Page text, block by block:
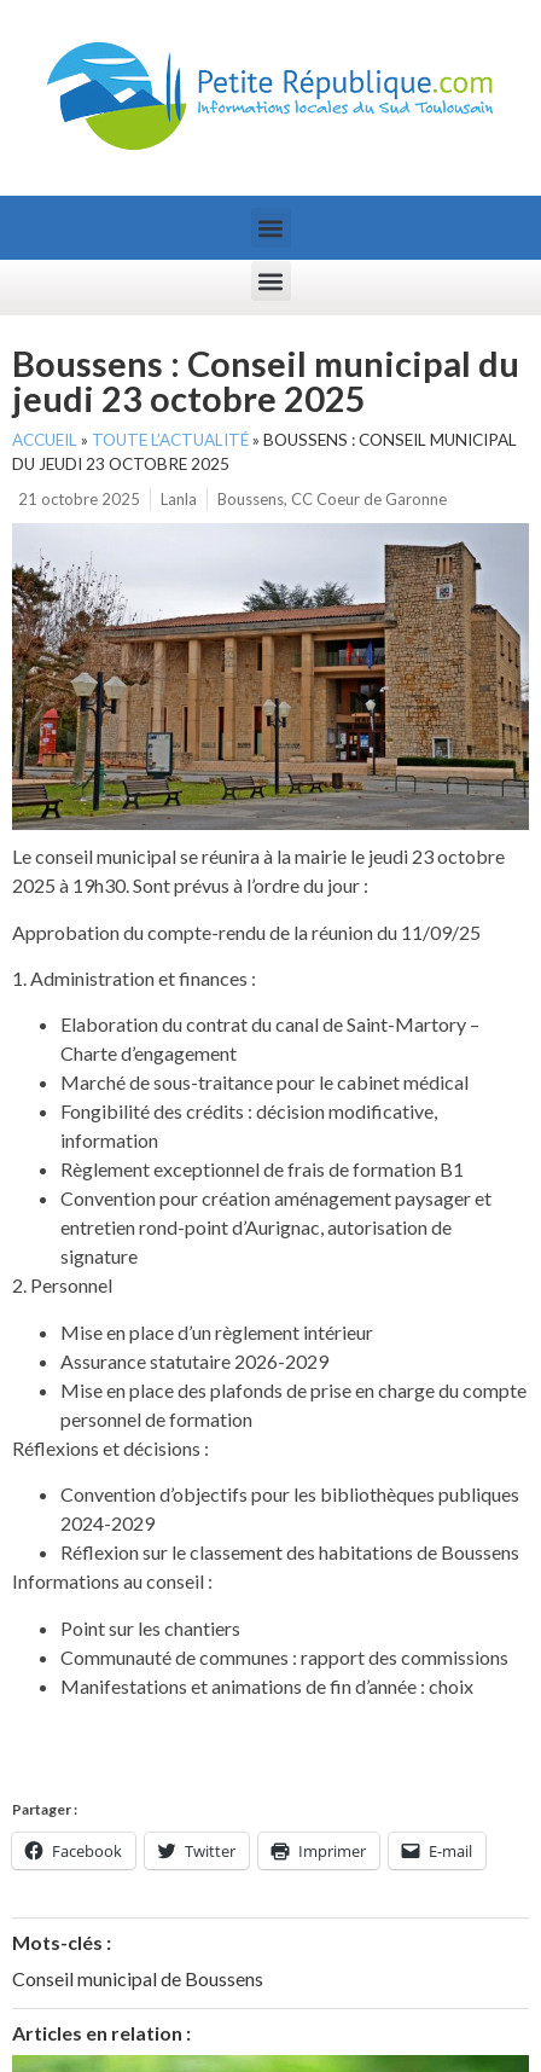
Boussens : Conseil municipal du
jeudi 23 octobre 2025
ACCUEIL » TOUTE L’ACTUALITÉ» BOUSSENS : CONSEIL MUNICIPAL
DU JEUDI 23 OCTOBRE 2025
21 octobre 2025
Lanla Boussens, CC Coeur de Garonne
Le conseil municipal se réunira à la mairie le jeudi 23 octobre
2025 à 19h30. Sont prévus à l’ordre du jour :
Approbation du compte-rendu de la réunion du 11/09/25
1. Administration et finances :
Elaboration du contrat du canal de Saint-Martory –
Charte d’engagement
Marché de sous-traitance pour le cabinet médical
Fongibilité des crédits : décision modificative,
information
Règlement exceptionnel de frais de formation B1
Convention pour création aménagement paysager et
entretien rond-point d’Aurignac, autorisation de
signature
2. Personnel
Mise en place d’un règlement intérieur
Assurance statutaire 2026-2029
Mise en place des plafonds de prise en charge du compte
personnel de formation
Réflexions et décisions :
Convention d’objectifs pour les bibliothèques publiques
2024-2029
Réflexion sur le classement des habitations de Boussens
Informations au conseil :
Point sur les chantiers
Communauté de communes : rapport des commissions
Manifestations et animations de fin d’année : choix
Partager :
Facebook Twitter Imprimer E-mail
Mots-clés :
Conseil municipal de Boussens
Articles en relation :